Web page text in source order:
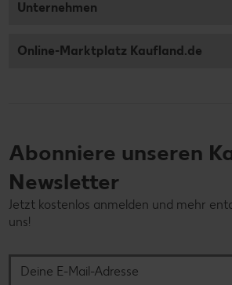
Unternehmen
Online-Marktplatz Kaufland.de
Abonniere unseren
Newsletter
Jetzt kostenlos anmelden und mehr
uns!